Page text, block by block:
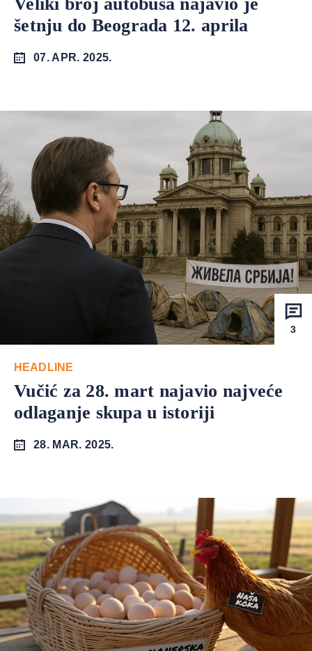
šetnju do Beograda 12. aprila
07. APR. 2025.
3
HEADLINE
Vučić za 28. mart najavio najveće
odlaganje skupa u istoriji
28. MAR. 2025.